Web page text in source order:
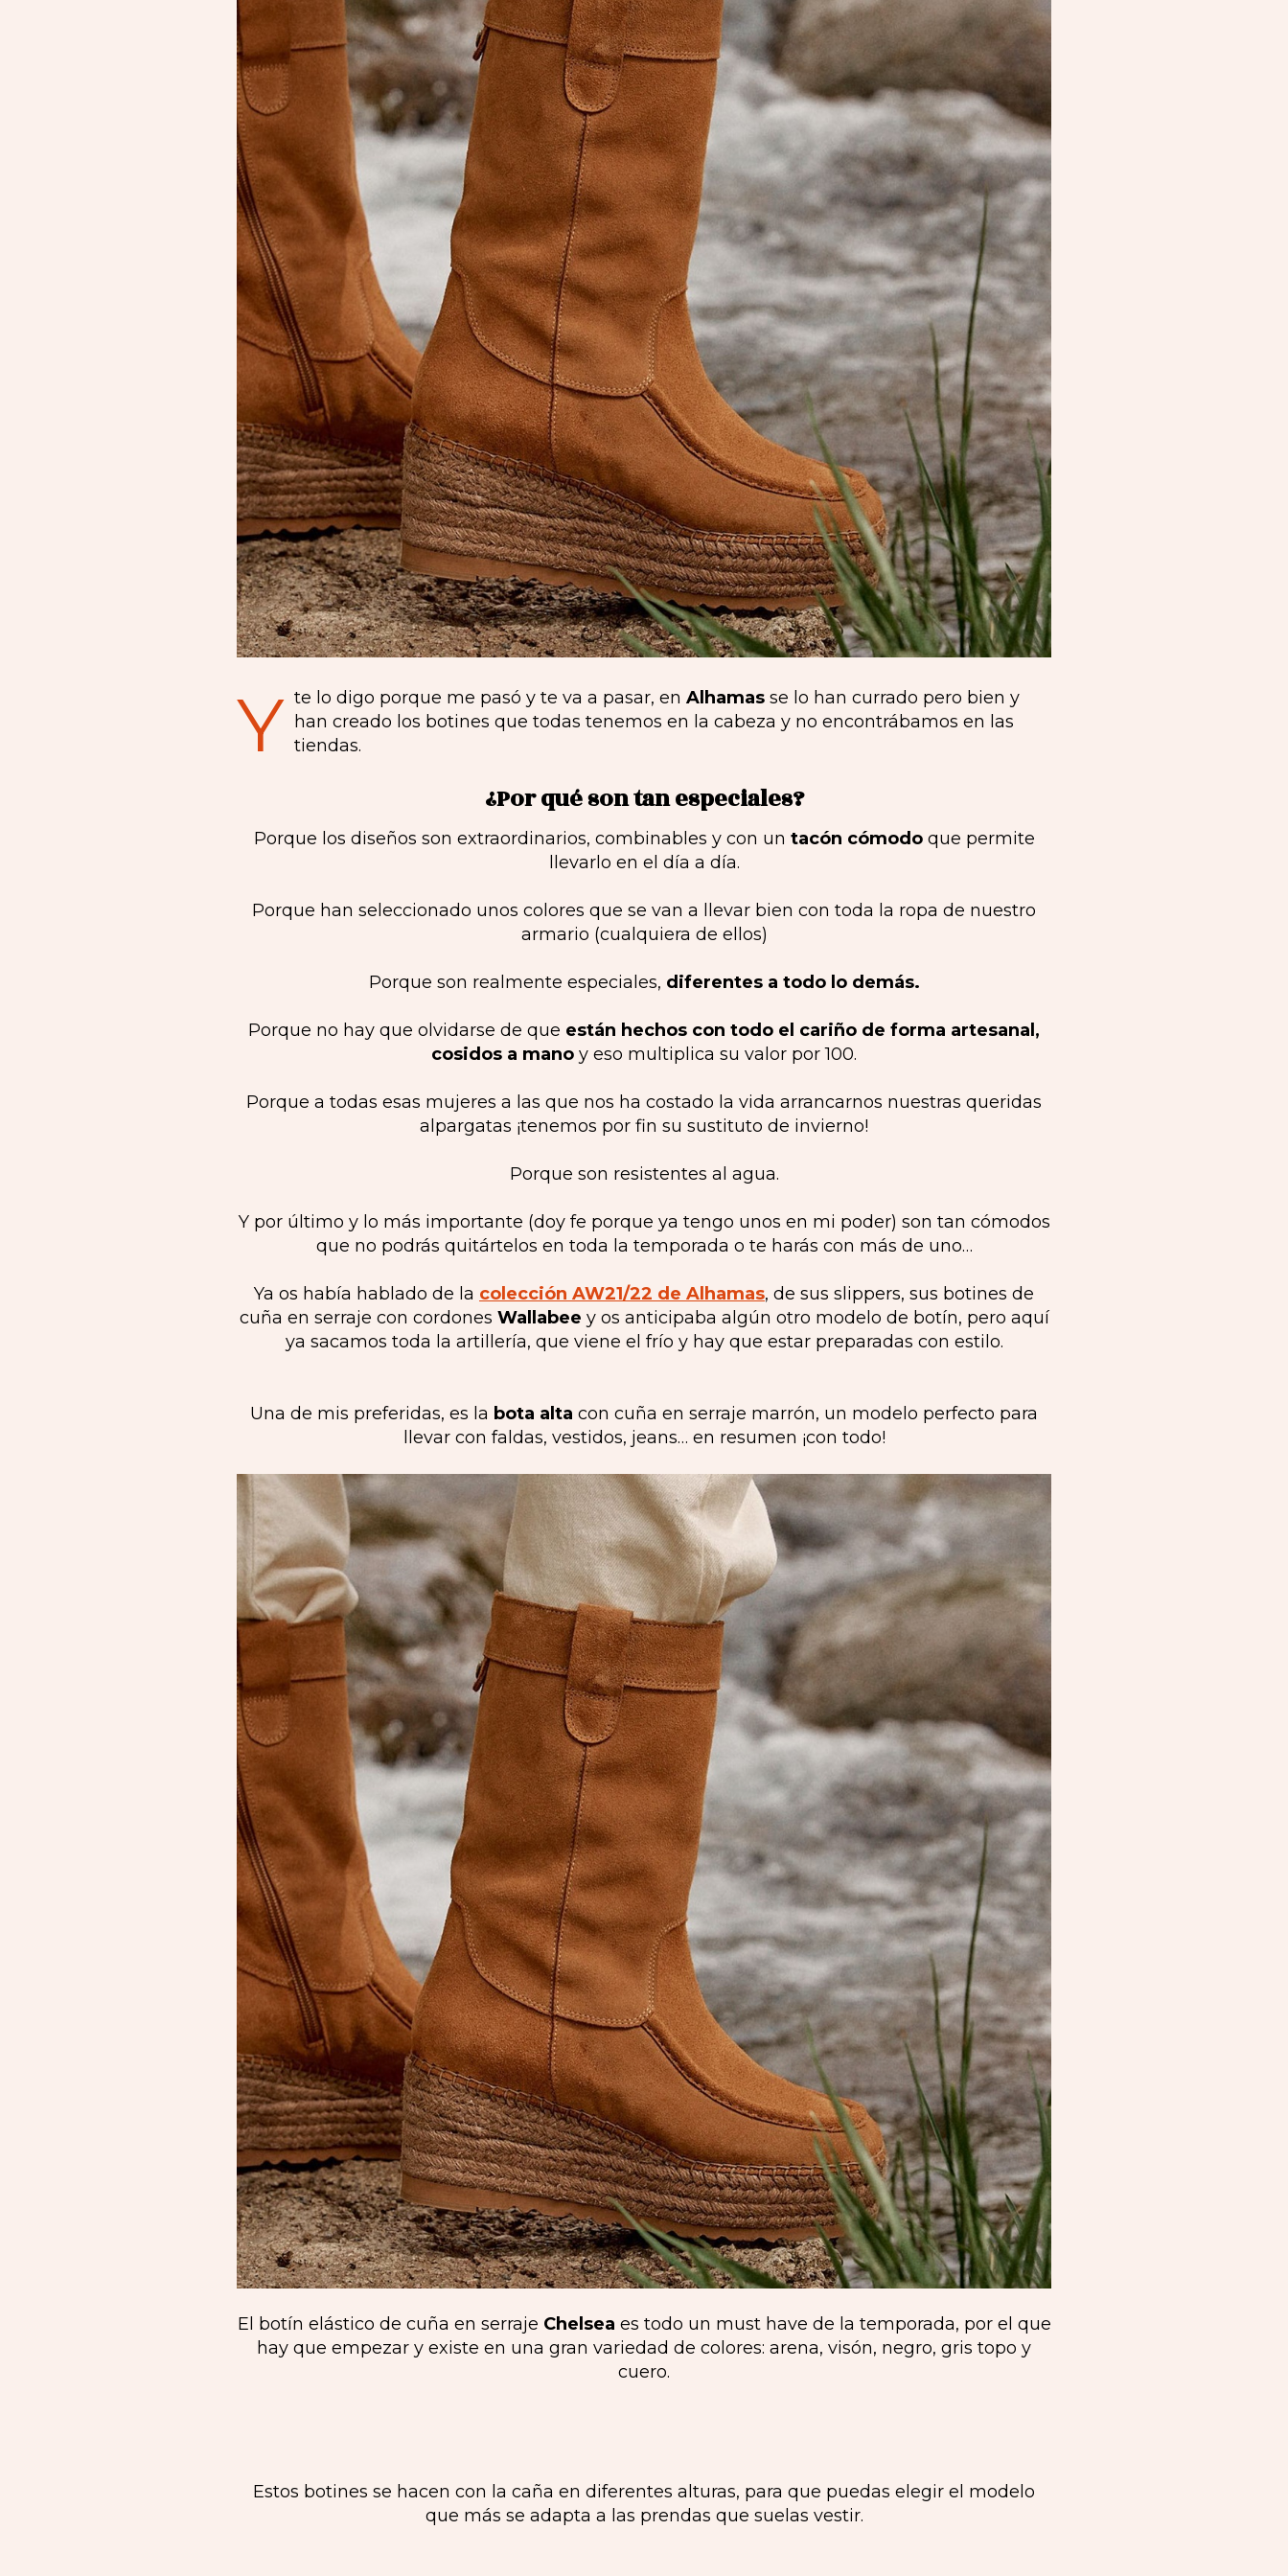
Y te lo digo porque me pasó y te va a pasar, en Alhamas se lo han currado pero bien y
han creado los botines que todas tenemos en la cabeza y no encontrábamos en las
tiendas.
¿Por qué son tan especiales?
Porque los diseños son extraordinarios, combinables y con un tacón cómodoque permite
llevarlo en el día a día.
Porque han seleccionado unos colores que se van a llevar bien con toda la ropa de nuestro
armario (cualquiera de ellos)
Porque son realmente especiales, diferentes a todo lo demás.
Porque no hay que olvidarse de que están hechos con todo el cariño de forma artesanal,
cosidos a mano y eso multiplica su valor por 100.
Porque a todas esas mujeres a las que nos ha costado la vida arrancarnos nuestras queridas
alpargatas ¡tenemos por fin su sustituto de invierno!
Porque son resistentes al agua.
Y por último y lo más importante (doy fe porque ya tengo unos en mi poder) son tan cómodos
que no podrás quitártelos en toda la temporada o te harás con más de uno…
Ya os había hablado de la colección AW21/22 de Alhamas, de sus slippers, sus botines de
cuña en serraje con cordones Wallabee y os anticipaba algún otro modelo de botín, pero aquí
ya sacamos toda la artillería, que viene el frío y hay que estar preparadas con estilo.
Una de mis preferidas, es la bota alta con cuña en serraje marrón, un modelo perfecto para
llevar con faldas, vestidos, jeans… en resumen ¡con todo!
El botín elástico de cuña en serraje Chelsea es todo un must have de la temporada, por el que
hay que empezar y existe en una gran variedad de colores: arena, visón, negro, gris topo y
cuero.
Estos botines se hacen con la caña en diferentes alturas, para que puedas elegir el modelo
que más se adapta a las prendas que suelas vestir.